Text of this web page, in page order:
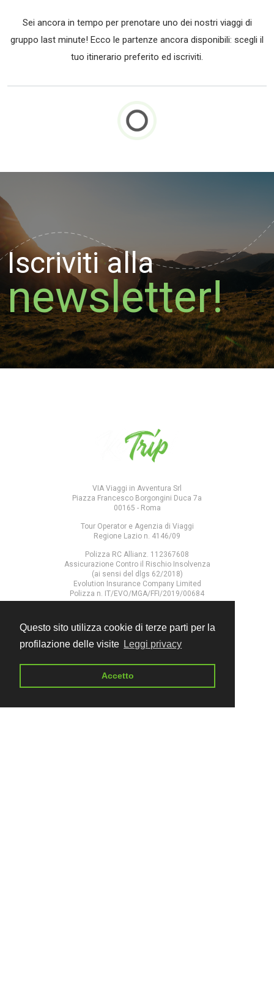
Questo sito utilizza cookie di terze parti per la
profilazione delle visite Leggi privacy
Accetto
Sei ancora in tempo per prenotare uno dei nostri viaggi di
gruppo last minute! Ecco le partenze ancora disponibili: scegli il
tuo itinerario preferito ed iscriviti.
Iscriviti alla
newsletter!
VIA Viaggi in Avventura Srl
Piazza Francesco Borgongini Duca 7a
00165 - Roma
Tour Operator e Agenzia di Viaggi
Regione Lazio n. 4146/09
Polizza RC Allianz. 112367608
Assicurazione Contro il Rischio Insolvenza
(ai sensi del dlgs 62/2018)
Evolution Insurance Company Limited
Polizza n. IT/EVO/MGA/FFI/2019/00684
Home